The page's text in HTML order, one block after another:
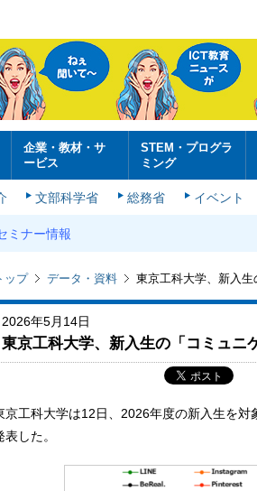
企業・教材・サ
ービス
STEM・プログラ
ミング
文部科学省 総務省 イベント
ミナー情報
ップ データ・資料 東京工科大学、新入
2026年5月14日
東京工科大学、新入生の「コミュニ
京工科大学は12日、2026年度の新入生を
表した。